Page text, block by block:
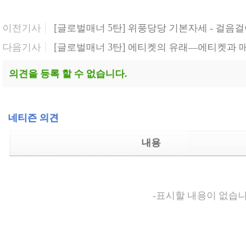
이전기사
[글로벌매너 5탄] 위풍당당 기본자세 - 걸음걸
다음기사
[글로벌매너 3탄] 에티켓의 유래―에티켓과
의견을 등록 할 수 없습니다.
네티즌 의견
내용
-표시할 내용이 없습